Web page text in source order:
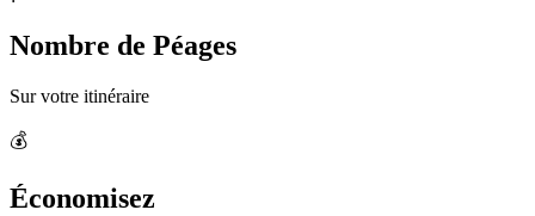
Nombre de Péages
Sur votre itinéraire
💰
Économisez